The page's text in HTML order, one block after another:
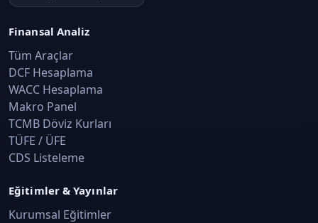
Finansal Analiz
Tüm Araçlar
DCF Hesaplama
WACC Hesaplama
Makro Panel
TCMB Döviz Kurları
TÜFE / ÜFE
CDS Listeleme
Eğitimler & Yayınlar
Kurumsal Eğitimler